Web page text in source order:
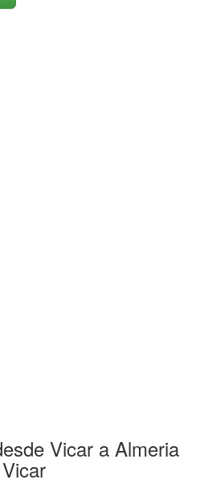
Vicar a Almeria